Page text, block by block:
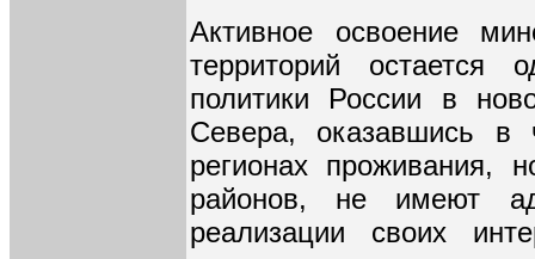
Активное освоение
территорий остается
политики России в
Севера, оказавшись в
регионах проживания,
районов, не имеют
реализации своих